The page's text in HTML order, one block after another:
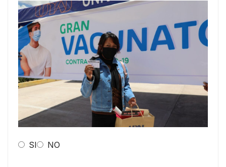
SI NO